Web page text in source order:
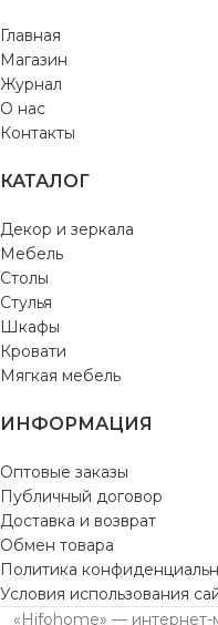
Главная
Магазин
Журнал
О нас
Контакты
КАТАЛОГ
Декор и зеркала
Мебель
Столы
Стулья
Шкафы
Кровати
Мягкая мебель
ИНФОРМАЦИЯ
Оптовые заказы
Публичный договор
Доставка и возврат
Обмен товара
Политика
Условия использования
«Hifohome» —